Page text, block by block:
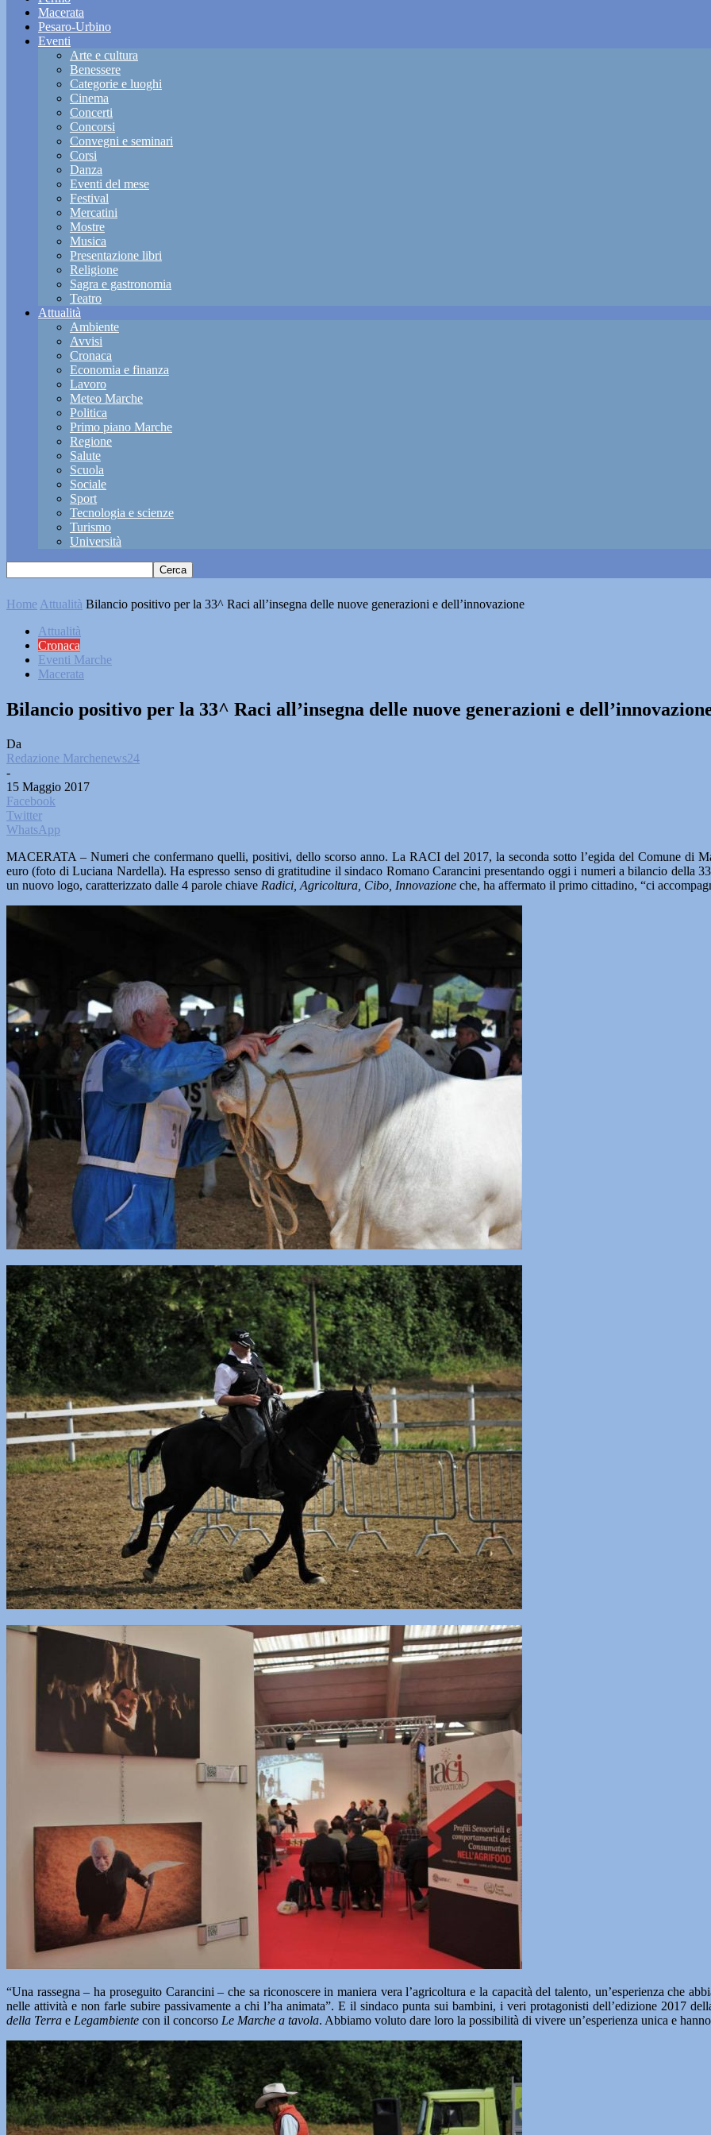
Macerata
Pesaro-Urbino
Eventi
Arte e cultura
Benessere
Categorie e luoghi
Cinema
Concerti
Concorsi
Convegni e seminari
Corsi
Danza
Eventi del mese
Festival
Mercatini
Mostre
Musica
Presentazione libri
Religione
Sagra e gastronomia
Teatro
Attualità
Ambiente
Avvisi
Cronaca
Economia e finanza
Lavoro
Meteo Marche
Politica
Primo piano Marche
Regione
Salute
Scuola
Sociale
Sport
Tecnologia e scienze
Turismo
Università
Home Attualità Bilancio positivo per la 33^ Raci all’insegna delle nuove generazioni e dell’innovazione
Attualità
Cronaca
Eventi Marche
Macerata
Bilancio positivo per la 33^ Raci all’insegna delle nuove generazioni e
Da
Redazione Marchenews24
-
15 Maggio 2017
Facebook
Twitter
WhatsApp
MACERATA – Numeri che confermano quelli, positivi, dello scorso anno. La RACI del 2017, la seconda sotto l’egida del Comune di
euro (foto di Luciana Nardella). Ha espresso senso di gratitudine il sindaco Romano Carancini presentando oggi i numeri a bilancio della
un nuovo logo, caratterizzato dalle 4 parole chiave Radici, Agricoltura, Cibo, Innovazione che, ha affermato il primo cittadino, “ci
“Una rassegna – ha proseguito Carancini – che sa riconoscere in maniera vera l’agricoltura e la capacità del talento, un’esperienza che
nelle attività e non farle subire passivamente a chi l’ha animata”. E il sindaco punta sui bambini, i veri protagonisti dell’edizione 2017
della Terra e Legambiente con il concorso Le Marche a tavola. Abbiamo voluto dare loro la possibilità di vivere un’esperienza unica e